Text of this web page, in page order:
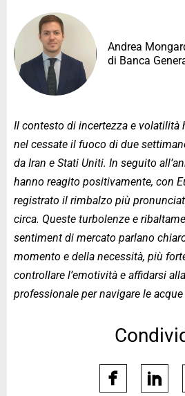
Andrea
di Banca
Il contesto di incertezza e volatilità
nel cessate il fuoco di due
da Iran e Stati Uniti. In seguito
hanno reagito positivamente, con
registrato il rimbalzo più
circa. Queste turbolenze e
sentiment di mercato parlano
momento e della necessità, più
controllare l’emotività e affidarsi
professionale per navigare le